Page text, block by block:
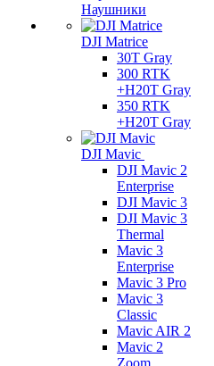
Наушники
DJI Matrice
30T Gray
300 RTK
+H20T Gray
350 RTK
+H20T Gray
DJI Mavic
DJI Mavic 2
Enterprise
DJI Mavic 3
DJI Mavic 3
Thermal
Mavic 3
Enterprise
Mavic 3 Pro
Mavic 3
Сlassic
Mavic AIR 2
Mavic 2
Zoom